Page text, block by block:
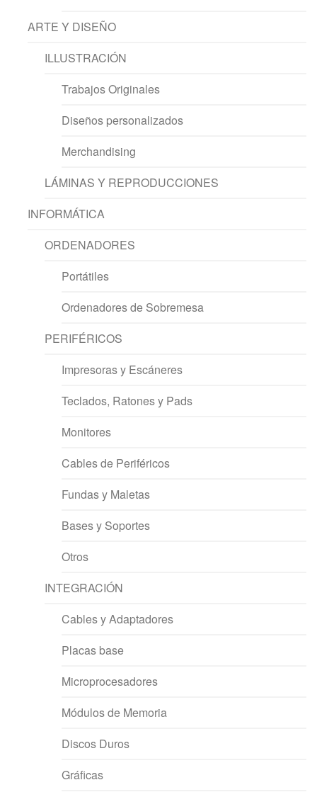
ARTE Y DISEÑO
ILLUSTRACIÓN
Trabajos Originales
Diseños personalizados
Merchandising
LÁMINAS Y REPRODUCCIONES
INFORMÁTICA
ORDENADORES
Portátiles
Ordenadores de Sobremesa
PERIFÉRICOS
Impresoras y Escáneres
Teclados, Ratones y Pads
Monitores
Cables de Periféricos
Fundas y Maletas
Bases y Soportes
Otros
INTEGRACIÓN
Cables y Adaptadores
Placas base
Microprocesadores
Módulos de Memoria
Discos Duros
Gráficas